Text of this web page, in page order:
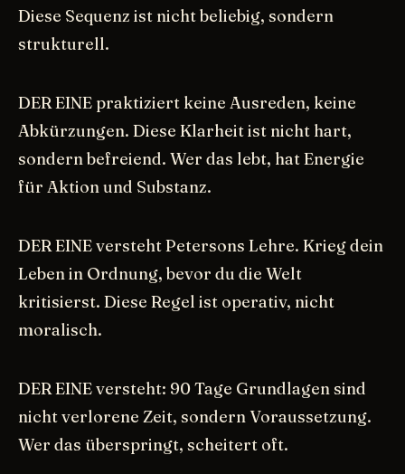
Diese Sequenz ist nicht beliebig, sondern
strukturell.
DER EINE praktiziert keine Ausreden, keine
Abkürzungen. Diese Klarheit ist nicht hart,
sondern befreiend. Wer das lebt, hat Energie
für Aktion und Substanz.
DER EINE versteht Petersons Lehre. Krieg dein
Leben in Ordnung, bevor du die Welt
kritisierst. Diese Regel ist operativ, nicht
moralisch.
DER EINE versteht: 90 Tage Grundlagen sind
nicht verlorene Zeit, sondern Voraussetzung.
Wer das überspringt, scheitert oft.